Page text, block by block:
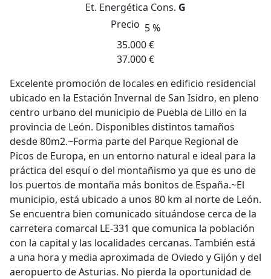
Et. Energética Cons. G
Precio 5 %
35.000 €
37.000 €
Excelente promoción de locales en edificio residencial
ubicado en la Estación Invernal de San Isidro, en pleno
centro urbano del municipio de Puebla de Lillo en la
provincia de León. Disponibles distintos tamaños
desde 80m2.~Forma parte del Parque Regional de
Picos de Europa, en un entorno natural e ideal para la
práctica del esquí o del montañismo ya que es uno de
los puertos de montaña más bonitos de España.~El
municipio, está ubicado a unos 80 km al norte de León.
Se encuentra bien comunicado situándose cerca de la
carretera comarcal LE-331 que comunica la población
con la capital y las localidades cercanas. También está
a una hora y media aproximada de Oviedo y Gijón y del
aeropuerto de Asturias. No pierda la oportunidad de